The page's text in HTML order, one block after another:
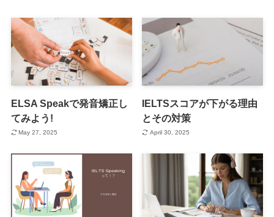
ELSA Speakで発音矯正し
てみよう!
May 27, 2025
IELTSスコアが下がる理由
とその対策
April 30, 2025